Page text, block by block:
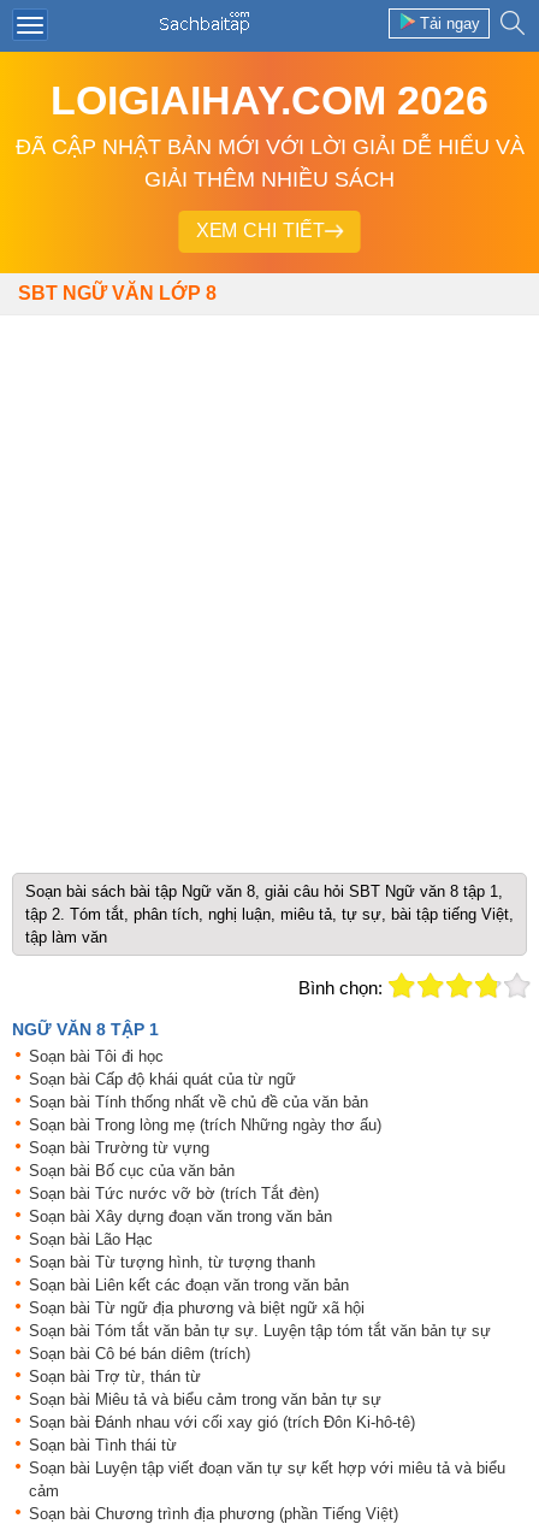
Tải ngay
LOIGIAIHAY.COM 2026
ĐÃ CẬP NHẬT BẢN MỚI VỚI LỜI GIẢI DỄ HIỂU VÀ
GIẢI THÊM NHIỀU SÁCH
XEM CHI TIẾT
SBT NGỮ VĂN LỚP 8
Soạn bài sách bài tập Ngữ văn 8, giải câu hỏi SBT Ngữ văn 8 tập 1,
tập 2. Tóm tắt, phân tích, nghị luận, miêu tả, tự sự, bài tập tiếng Việt,
tập làm văn
Bình chọn:
NGỮ VĂN 8 TẬP 1
Soạn bài Tôi đi học
Soạn bài Cấp độ khái quát của từ ngữ
Soạn bài Tính thống nhất về chủ đề của văn bản
Soạn bài Trong lòng mẹ (trích Những ngày thơ ấu)
Soạn bài Trường từ vựng
Soạn bài Bố cục của văn bản
Soạn bài Tức nước vỡ bờ (trích Tắt đèn)
Soạn bài Xây dựng đoạn văn trong văn bản
Soạn bài Lão Hạc
Soạn bài Từ tượng hình, từ tượng thanh
Soạn bài Liên kết các đoạn văn trong văn bản
Soạn bài Từ ngữ địa phương và biệt ngữ xã hội
Soạn bài Tóm tắt văn bản tự sự. Luyện tập tóm tắt văn bản tự sự
Soạn bài Cô bé bán diêm (trích)
Soạn bài Trợ từ, thán từ
Soạn bài Miêu tả và biểu cảm trong văn bản tự sự
Soạn bài Đánh nhau với cối xay gió (trích Đôn Ki-hô-tê)
Soạn bài Tình thái từ
Soạn bài Luyện tập viết đoạn văn tự sự kết hợp với miêu tả và biểu
cảm
Soạn bài Chương trình địa phương (phần Tiếng Việt)